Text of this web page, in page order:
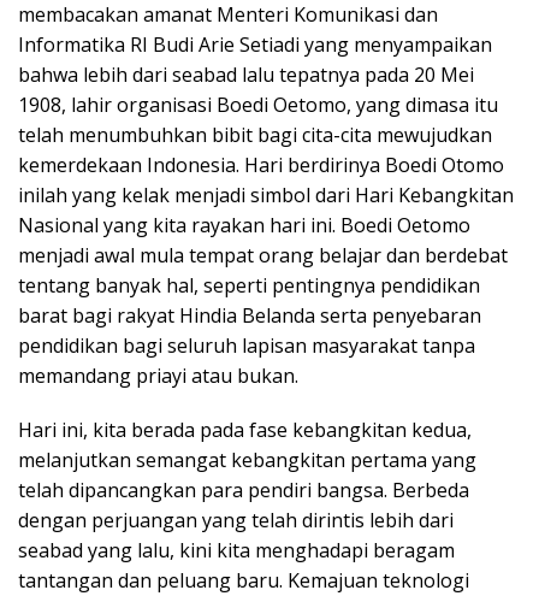
membacakan amanat Menteri Komunikasi dan
Informatika RI Budi Arie Setiadi yang menyampaikan
bahwa lebih dari seabad lalu tepatnya pada 20 Mei
1908, lahir organisasi Boedi Oetomo, yang dimasa itu
telah menumbuhkan bibit bagi cita-cita mewujudkan
kemerdekaan Indonesia. Hari berdirinya Boedi Otomo
inilah yang kelak menjadi simbol dari Hari Kebangkitan
Nasional yang kita rayakan hari ini. Boedi Oetomo
menjadi awal mula tempat orang belajar dan berdebat
tentang banyak hal, seperti pentingnya pendidikan
barat bagi rakyat Hindia Belanda serta penyebaran
pendidikan bagi seluruh lapisan masyarakat tanpa
memandang priayi atau bukan.
Hari ini, kita berada pada fase kebangkitan kedua,
melanjutkan semangat kebangkitan pertama yang
telah dipancangkan para pendiri bangsa. Berbeda
dengan perjuangan yang telah dirintis lebih dari
seabad yang lalu, kini kita menghadapi beragam
tantangan dan peluang baru. Kemajuan teknologi